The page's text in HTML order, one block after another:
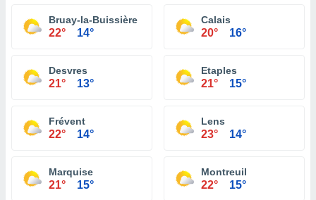
Bruay-la-Buissière
22° 14°
Calais
20° 16°
Desvres
21° 13°
Etaples
21° 15°
Frévent
22° 14°
Lens
23° 14°
Marquise
21° 15°
Montreuil
22° 15°